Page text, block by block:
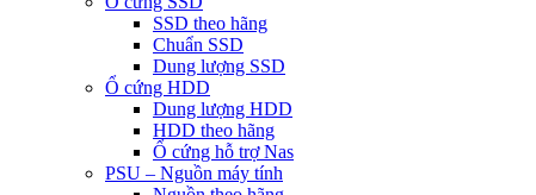
SSD theo hãng
Chuẩn SSD
Dung lượng SSD
Ổ cứng HDD
Dung lượng HDD
HDD theo hãng
Ổ cứng hỗ trợ Nas
PSU – Nguồn máy tính